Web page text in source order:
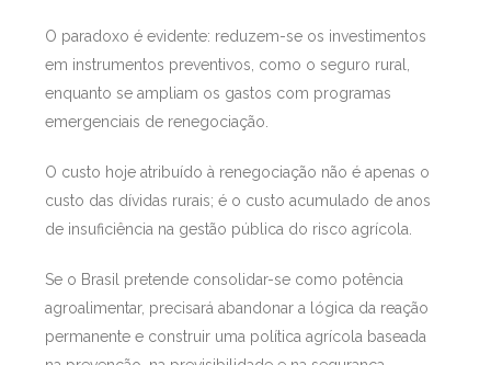
O paradoxo é evidente: reduzem-se os investimentos
em instrumentos preventivos, como o seguro rural,
enquanto se ampliam os gastos com programas
emergenciais de renegociação.
O custo hoje atribuído à renegociação não é apenas o
custo das dívidas rurais; é o custo acumulado de anos
de insuficiência na gestão pública do risco agrícola.
Se o Brasil pretende consolidar-se como potência
agroalimentar, precisará abandonar a lógica da reação
permanente e construir uma política agrícola baseada